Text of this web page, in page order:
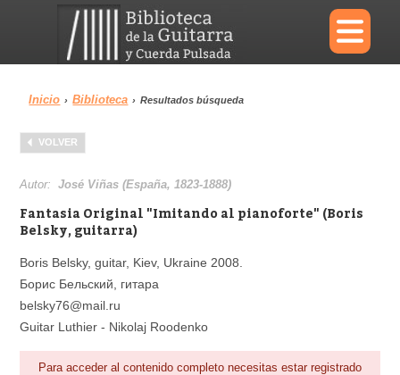
×
Menu
Biblioteca
Área personal
Inicio › Biblioteca › Resultados búsqueda
VOLVER
Autor:José Viñas (España, 1823-1888)
Fantasia Original "Imitando al pianoforte" (Boris
Belsky, guitarra)
Boris Belsky, guitar, Kiev, Ukraine 2008.
Борис Бельский, гитара
belsky76@mail.ru
Guitar Luthier - Nikolaj Roodenko
Para acceder al contenido completo necesitas estar registrado